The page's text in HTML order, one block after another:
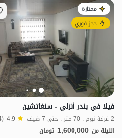
ممتازة
حجز فوري
فيلا في بندر أنزلي - سنغاتشين
2 غرفة نوم . 70 متر . حتى 7 ضيف 4.9 (34 تعليق)
الليلة من 1,600,000 تومان